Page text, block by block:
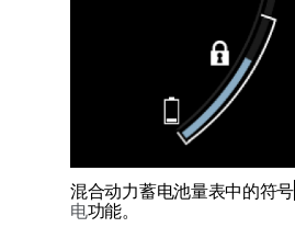
混合动力蓄电池量表中的符号
电功能。